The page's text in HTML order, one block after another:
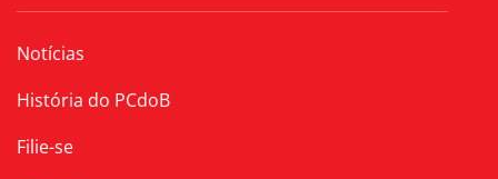
Notícias
História do PCdoB
Filie-se